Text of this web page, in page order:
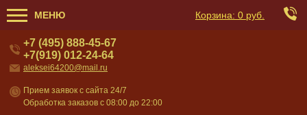
МЕНЮ Корзина: 0 руб.
+7 (495) 888-45-67
+7(919) 012-24-64
aleksei64200@mail.ru
Прием заявок с сайта 24/7
Обработка заказов с 08:00 до 22:00